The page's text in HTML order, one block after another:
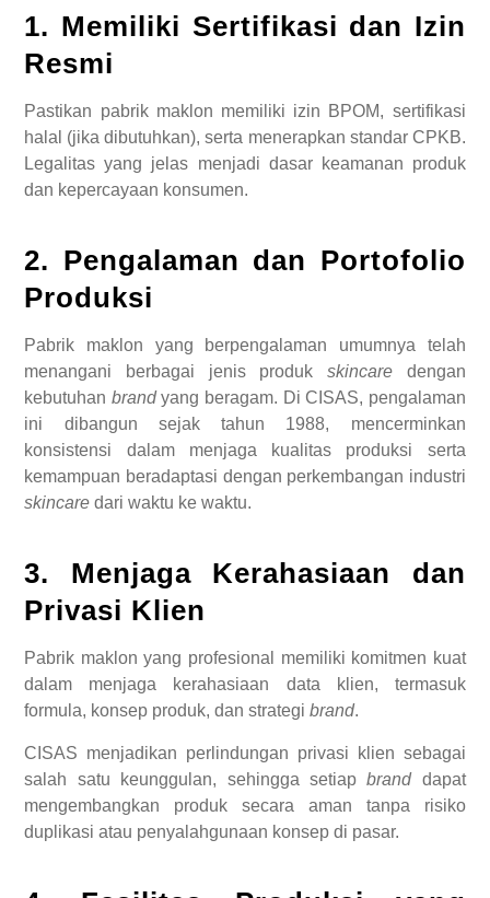
1. Memiliki Sertifikasi dan Izin
Resmi
Pastikan pabrik maklon memiliki izin BPOM, sertifikasi
halal (jika dibutuhkan), serta menerapkan standar CPKB.
Legalitas yang jelas menjadi dasar keamanan produk
dan kepercayaan konsumen.
2. Pengalaman dan Portofolio
Produksi
Pabrik maklon yang berpengalaman umumnya telah
menangani berbagai jenis produk skincaredengan
kebutuhan brandyang beragam. Di CISAS, pengalaman
ini dibangun sejak tahun 1988, mencerminkan
konsistensi dalam menjaga kualitas produksi serta
kemampuan beradaptasi dengan perkembangan industri
skincaredari waktu ke waktu.
3. Menjaga Kerahasiaan dan
Privasi Klien
Pabrik maklon yang profesional memiliki komitmen kuat
dalam menjaga kerahasiaan data klien, termasuk
formula, konsep produk, dan strategi brand.
CISAS menjadikan perlindungan privasi klien sebagai
salah satu keunggulan, sehingga setiapbranddapat
mengembangkan produk secara aman tanpa risiko
duplikasi atau penyalahgunaan konsep di pasar.